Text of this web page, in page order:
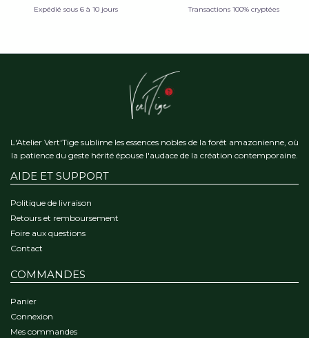
Expédié sous 6 à 10 jours Transactions 100% cryptées
L'Atelier Vert'Tige sublime les essences nobles de la forêt amazonienne, où
la patience du geste hérité épouse l'audace de la création contemporaine.
AIDE ET SUPPORT
Politique de livraison
Retours et remboursement
Foire aux questions
Contact
COMMANDES
Panier
Connexion
Mes commandes